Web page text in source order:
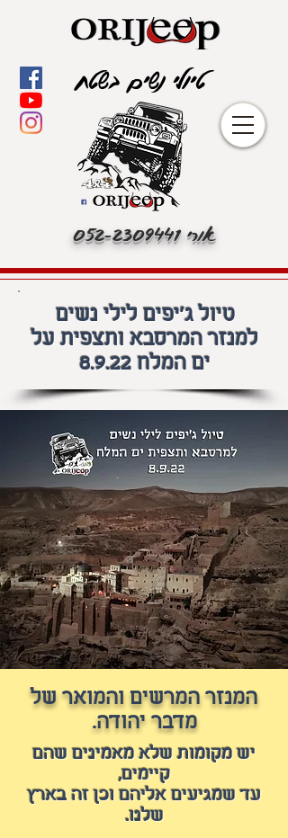
אורי052-2309441
טיולי נשים בשטח
טיול ג'יפים לילי נשים
למנזר המרסבא ותצפית על
ים המלח 8.9.22
המנזר המרשים והמואר של
מדבר יהודה.
יש מקומות שלא מאמינים שהם
קיימים,
עד שמגיעים אליהם וכן זה בארץ
שלנו.